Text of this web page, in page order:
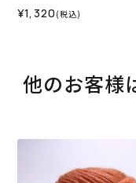
¥1,320 (税込)
他のお客様